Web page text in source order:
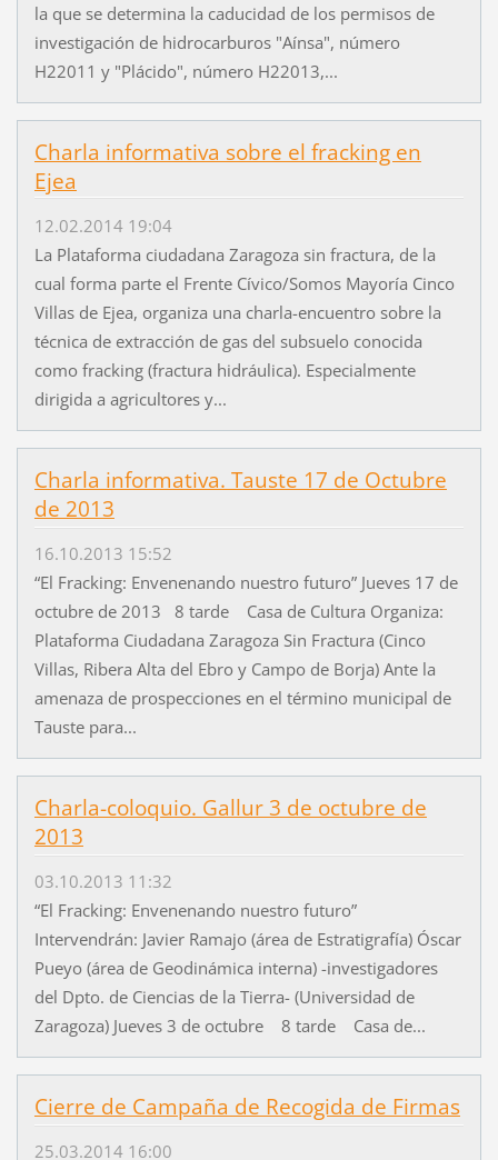
la que se determina la caducidad de los permisos de
investigación de hidrocarburos "Aínsa", número
H22011 y "Plácido", número H22013,...
Charla informativa sobre el fracking en
Ejea
12.02.2014 19:04
La Plataforma ciudadana Zaragoza sin fractura, de la
cual forma parte el Frente Cívico/Somos Mayoría Cinco
Villas de Ejea, organiza una charla-encuentro sobre la
técnica de extracción de gas del subsuelo conocida
como fracking (fractura hidráulica). Especialmente
dirigida a agricultores y...
Charla informativa. Tauste 17 de Octubre
de 2013
16.10.2013 15:52
“El Fracking: Envenenando nuestro futuro” Jueves 17 de
octubre de 2013 8 tarde Casa de Cultura Organiza:
Plataforma Ciudadana Zaragoza Sin Fractura (Cinco
Villas, Ribera Alta del Ebro y Campo de Borja) Ante la
amenaza de prospecciones en el término municipal de
Tauste para...
Charla-coloquio. Gallur 3 de octubre de
2013
03.10.2013 11:32
“El Fracking: Envenenando nuestro futuro”
Intervendrán: Javier Ramajo (área de Estratigrafía) Óscar
Pueyo (área de Geodinámica interna) -investigadores
del Dpto. de Ciencias de la Tierra- (Universidad de
Zaragoza) Jueves 3 de octubre 8 tarde Casa de...
Cierre de Campaña de Recogida de Firmas
25.03.2014 16:00